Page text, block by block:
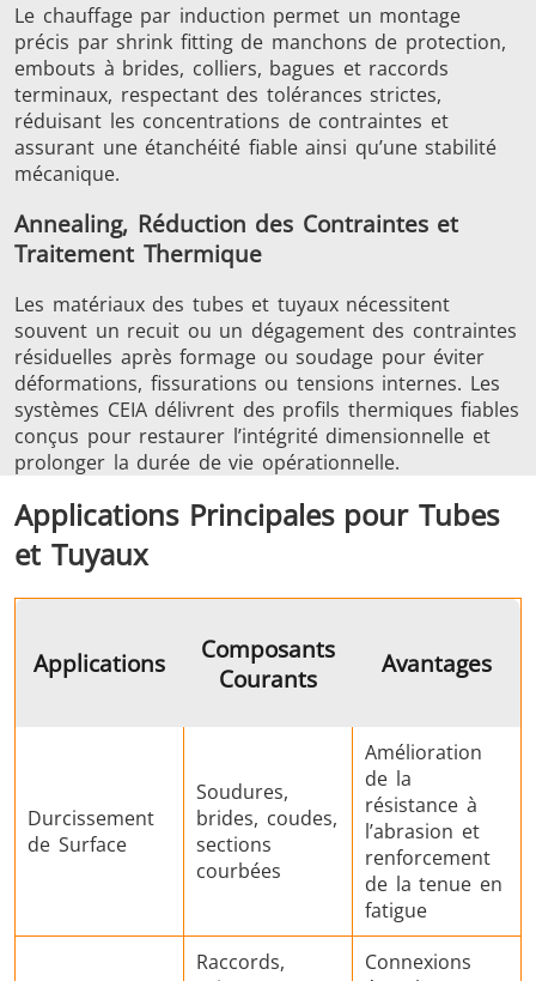
Outils
métalliques
Semi-
conducteurs
Tube et
Le chauffage par induction permet un montage
précis par shrink fitting de manchons de protection,
embouts à brides, colliers, bagues et raccords
terminaux, respectant des tolérances strictes,
réduisant les concentrations de contraintes et
assurant une étanchéité fiable ainsi qu’une stabilité
mécanique.
Annealing, Réduction des Contraintes et
Traitement Thermique
Les matériaux des tubes et tuyaux nécessitent
souvent un recuit ou un dégagement des contraintes
résiduelles après formage ou soudage pour éviter
déformations, fissurations ou tensions internes. Les
systèmes CEIA délivrent des profils thermiques fiables
conçus pour restaurer l’intégrité dimensionnelle et
prolonger la durée de vie opérationnelle.
Applications Principales pour Tubes
et Tuyaux
Applications
Composants
Courants
Avantages
Durcissement
de Surface
Soudures,
brides, coudes,
sections
courbées
Amélioration
de la
résistance à
l’abrasion et
renforcement
de la tenue en
fatigue
Raccords,
Connexions